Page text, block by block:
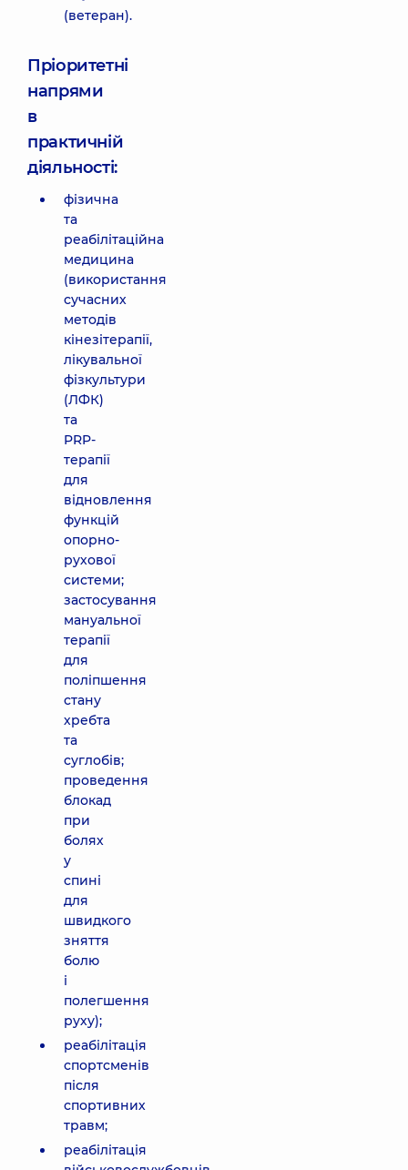
(ветеран).
Пріоритетні
напрями
в
практичній
діяльності:
фізична
та
реабілітаційна
медицина
(використання
сучасних
методів
кінезітерапії,
лікувальної
фізкультури
(ЛФК)
та
PRP-
терапії
для
відновлення
функцій
опорно-
рухової
системи;
застосування
мануальної
терапії
для
поліпшення
стану
хребта
та
суглобів;
проведення
блокад
при
болях
у
спині
для
швидкого
зняття
болю
і
полегшення
руху);
реабілітація
спортсменів
після
спортивних
травм;
реабілітація